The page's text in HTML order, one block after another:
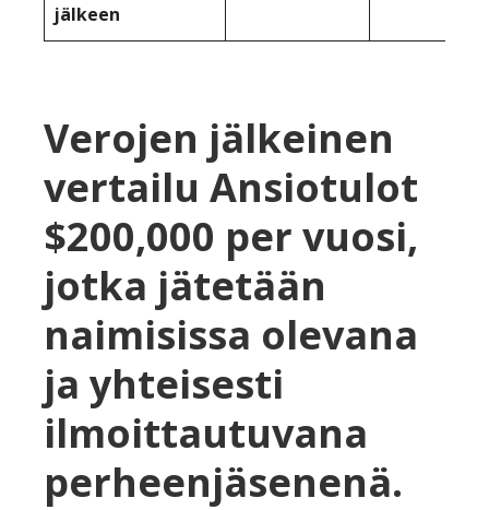
jälkeen
Verojen jälkeinen
vertailu Ansiotulot
$200,000 per vuosi,
jotka jätetään
naimisissa olevana
ja yhteisesti
ilmoittautuvana
perheenjäsenenä.